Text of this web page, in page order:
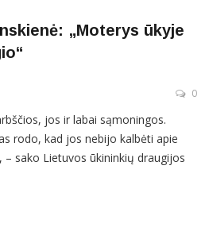
„Moterys ūkyje
0
jos ir labai sąmoningos.
rodo, kad jos nebijo kalbėti apie
– sako Lietuvos ūkininkių draugijos